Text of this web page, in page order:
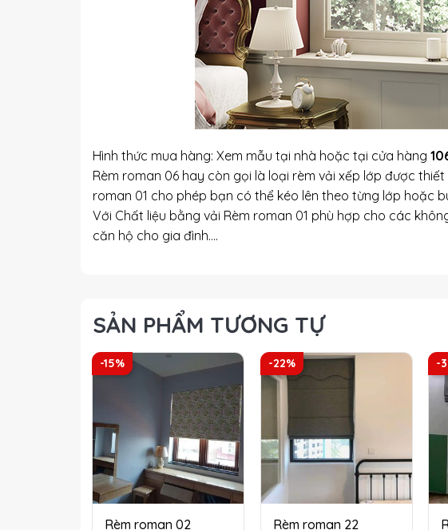
Hình thức mua hàng: Xem mẫu tại nhà hoặc tại cửa hàng
Rèm roman 06 hay còn gọi là loại rèm vải xếp lớp được
roman 01 cho phép bạn có thể kéo lên theo từng lớp hoặc
Với Chất liệu bằng vải Rèm roman 01 phù hợp cho các
căn hộ cho gia đình….
SẢN PHẨM TƯƠNG TỰ
-15%
Rèm roman 02
-22%
Rèm roman 22
-